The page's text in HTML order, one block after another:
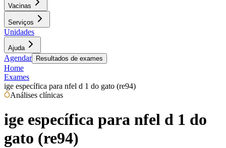
Vacinas
Serviços
Unidades
Ajuda
Agendar Resultados de exames
Home
Exames
ige específica para nfel d 1 do gato (re94)
Análises clínicas
ige específica para nfel d 1 do
gato (re94)